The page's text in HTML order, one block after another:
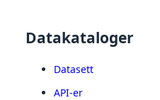
Datakataloger
Datasett
API-er